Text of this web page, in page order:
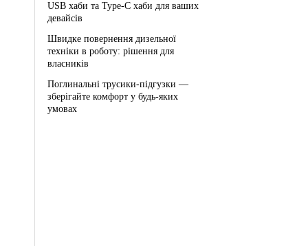
USB хаби та Type-C хаби для ваших
девайсів
Швидке повернення дизельної
техніки в роботу: рішення для
власників
Поглинальні трусики-підгузки —
зберігайте комфорт у будь-яких
умовах